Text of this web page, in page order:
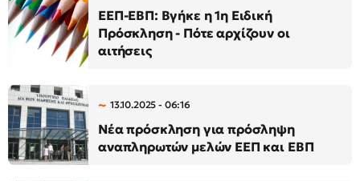
ΕΕΠ-ΕΒΠ: Βγήκε η 1η Ειδική
Πρόσκληση - Πότε αρχίζουν οι
αιτήσεις
13.10.2025 - 06:16
Νέα πρόσκληση για πρόσληψη
αναπληρωτών μελών ΕΕΠ και ΕΒΠ